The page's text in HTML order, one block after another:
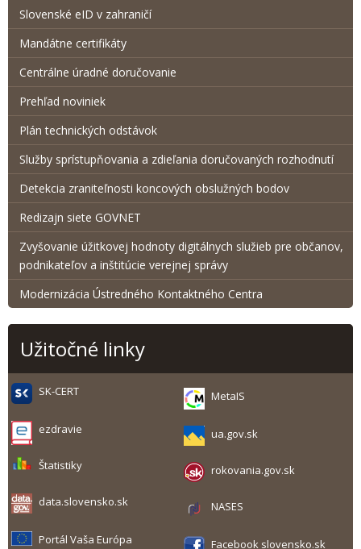
Slovenské eID v zahraničí
Mandátne certifikáty
Centrálne úradné doručovanie
Prehľad noviniek
Plán technických odstávok
Služby sprístupňovania a zdieľania doručovaných rozhodnutí
Detekcia zraniteľnosti koncových obslužných bodov
Redizajn siete GOVNET
Zvyšovanie úžitkovej hodnoty digitálnych služieb pre občanov,
podnikateľov a inštitúcie verejnej správy
Modernizácia Ústredného Kontaktného Centra
Užitočné linky
SK-CERT MetaIS
ezdravie ua.gov.sk
Štatistiky rokovania.gov.sk
data.slovensko.sk NASES
Portál Vaša Európa Facebook slovensko.sk